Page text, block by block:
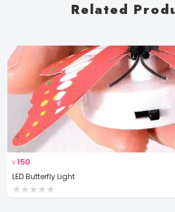
Related